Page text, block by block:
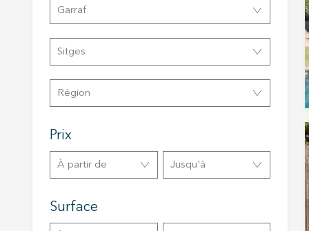
Garraf
Sitges
Région
Prix
à partir de Jusqu'à
Surface
Ce
telle
Ils
Web